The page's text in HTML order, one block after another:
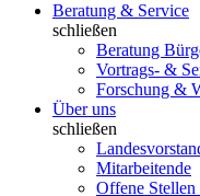
Beratung & Service
schließen
Beratung
Vortrags- &
Forschung &
Über uns
schließen
Mitarbeitende
Offene